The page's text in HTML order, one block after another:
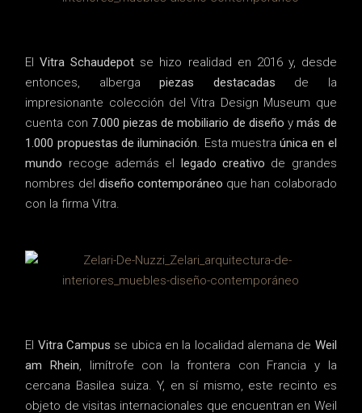
ElVitra Schaudepot se hizo realidad en 2016 y, desde
entonces, albergapiezas destacadas de la
impresionante colección del Vitra Design Museum que
cuenta con 7.000 piezas de mobiliario de diseñoymás de
1.000 propuestas de iluminación. Esta muestraúnica en el
mundo recoge además el legado creativo de grandes
nombres del diseño contemporáneo que han colaborado
con la firma Vitra.
El Vitra Campus se ubica en la localidad alemana de Weil
am Rhein, limítrofe con la frontera con Francia y la
cercana Basilea suiza. Y, en sí mismo, este recinto es
objeto de visitas internacionales que encuentran en Weil